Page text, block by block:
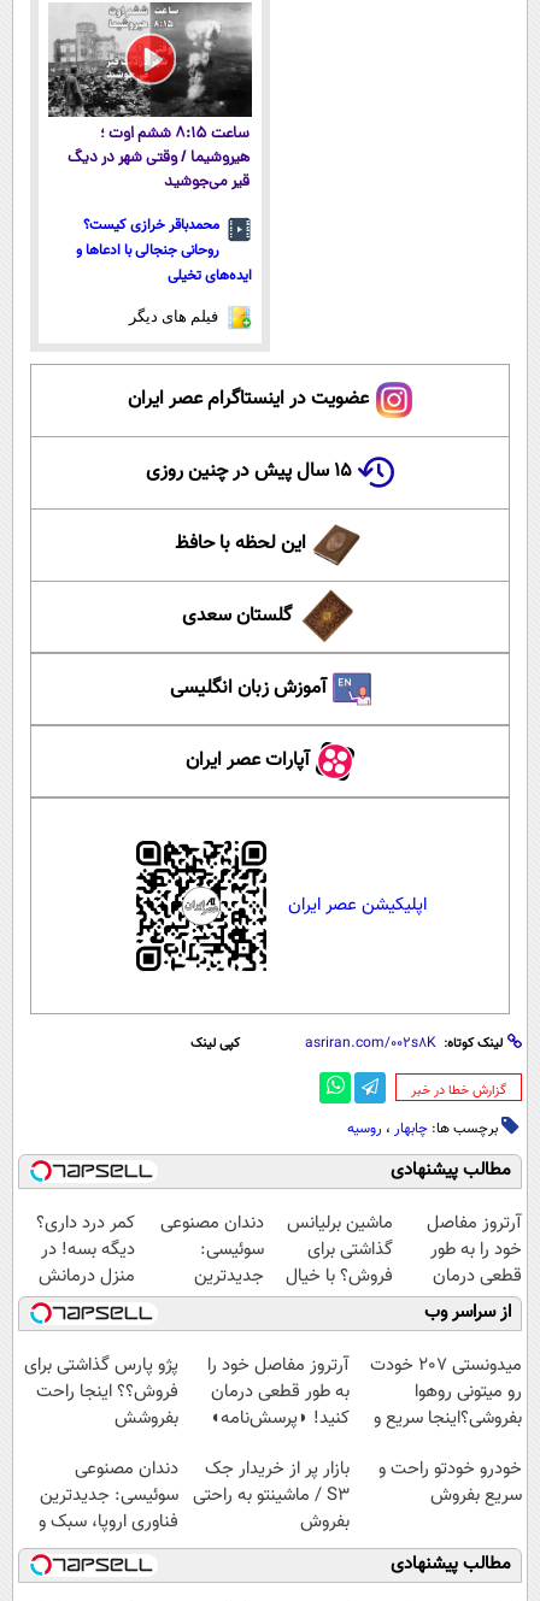
اقساطی😍 پرداخت قسطی
ساعت ۸:۱۵ ششم اوت ؛
هیروشیما / وقتی شهر در دیگ
قیر می‌جوشید
محمدباقر خرازی کیست؟
روحانی جنجالی با ادعاها و
ایده‌های تخیلی
فیلم های دیگر
عضویت در اینستاگرام عصر ایران
۱۵ سال پیش در چنین روزی
این لحظه با حافظ
گلستان سعدی
آموزش زبان انگلیسی
آپارات عصر ایران
اپلیکیشن عصر ایران
لینک کوتاه: کپی لینک
‌گزارش خطا در خبر
برچسب ها: چابهار ، روسیه
مطالب پیشنهادی
آرتروز مفاصل
خود را به طور
قطعی درمان
کنید!
◗پرسش‌نامه◖
ماشین برلیانس
گذاشتی برای
فروش؟ با خیال
راحت بفروش
دندان مصنوعی
سوئیسی:
جدیدترین
فناوری اروپا،
سبک و مقاوم |
پرداخت قسطی
کمر درد داری؟
دیگه بسه! در
منزل درمانش
کن
(◀پرسش‌نامه)
از سراسر وب
میدونستی 207 خودت
رو میتونی روهوا
بفروشی؟اینجا سریع و
آرتروز مفاصل خود را
به طور قطعی درمان
کنید! ◗پرسش‌نامه◖
پژو پارس گذاشتی برای
فروش؟؟ اینجا راحت
بفروشش
خودرو خودتو راحت و
سریع بفروش
بازار پر از خریدار جک
S3 / ماشینتو به راحتی
بفروش
دندان مصنوعی
سوئیسی: جدیدترین
فناوری اروپا، سبک و
مقاوم | پرداخت
قسطی
مطالب پیشنهادی